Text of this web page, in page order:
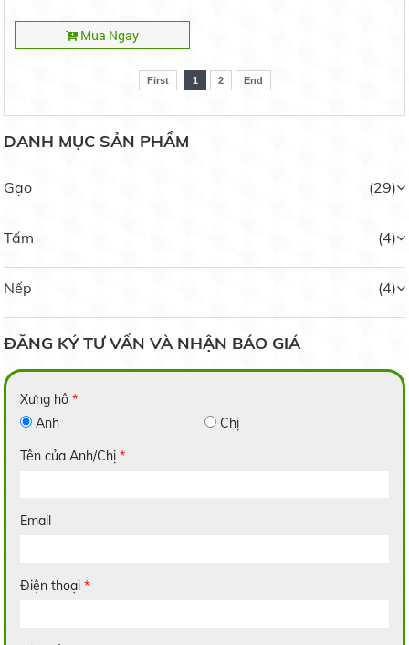
Mua Ngay
First 1 2 End
DANH MỤC SẢN PHẨM
Gạo (29)
Tấm (4)
Nếp (4)
ĐĂNG KÝ TƯ VẤN VÀ NHẬN BÁO GIÁ
Xưng hô*
Anh
Chị
Tên của Anh/Chị*
Email
Điện thoại*
14.000 đ/kg
Gạo 2517
Gạo Thơm Lài 3A